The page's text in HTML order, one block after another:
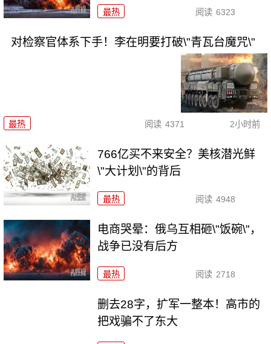
最热 阅读 6323
对检察官体系下手！李在明要打破\"青瓦台魔咒\"
最热 阅读 4371 2小时前
766亿买不来安全？美核潜光鲜
\"大计划\"的背后
最热 阅读 4948
电商哭晕：俄乌互相砸\"饭碗\"，
战争已没有后方
最热 阅读 2718
删去28字，扩军一整本！高市的
把戏骗不了东大